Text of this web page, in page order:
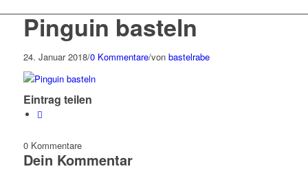
Pinguin basteln
24. Januar 2018/0 Kommentare/von bastelrabe
Eintrag teilen
0 Kommentare
Dein Kommentar